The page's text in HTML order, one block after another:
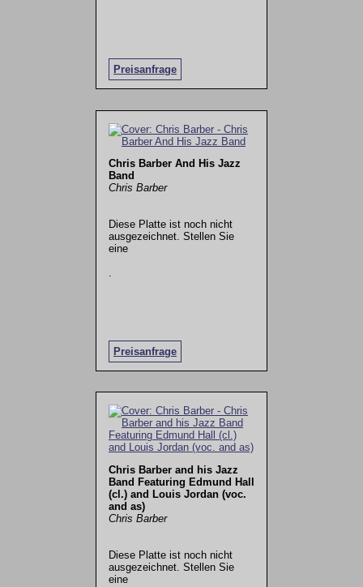
Preisanfrage
Chris Barber And His Jazz
Band
Chris Barber
Diese Platte ist noch nicht
ausgezeichnet. Stellen Sie
eine
Preisanfrage
.
Chris Barber and his Jazz
Band Featuring Edmund Hall
(cl.) and Louis Jordan (voc.
and as)
Chris Barber
Diese Platte ist noch nicht
ausgezeichnet. Stellen Sie
eine